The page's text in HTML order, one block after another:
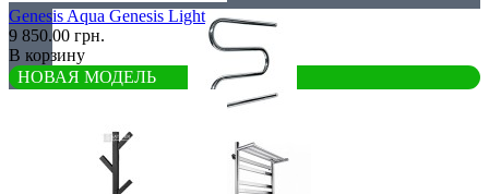
Genesis Aqua Genesis Light
9 850.00 грн.
В корзину
НОВАЯ МОДЕЛЬ